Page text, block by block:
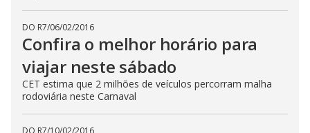
DO R7/06/02/2016
Confira o melhor horário para
viajar neste sábado
CET estima que 2 milhões de veículos percorram malha
rodoviária neste Carnaval
DO R7/10/02/2016